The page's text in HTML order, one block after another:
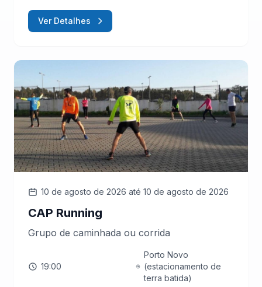
Ver Detalhes
10 de agosto de 2026 até 10 de agosto de 2026
CAP Running
Grupo de caminhada ou corrida
19:00
Porto Novo
(estacionamento de
terra batida)